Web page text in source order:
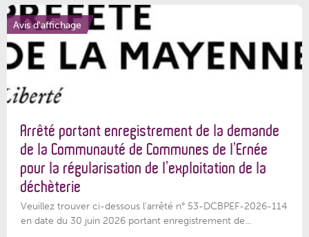
Avis d'affichage
Arrêté portant enregistrement de la demande
de la Communauté de Communes de l’Ernée
pour la régularisation de l’exploitation de la
déchèterie
Veuillez trouver ci-dessous l'arrêté n° 53-DCBPEF-2026-114
en date du 30 juin 2026 portant enregistrement de...